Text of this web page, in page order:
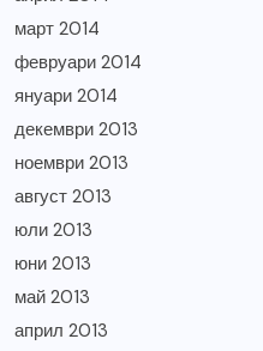
март 2014
февруари 2014
януари 2014
декември 2013
ноември 2013
август 2013
юли 2013
юни 2013
май 2013
април 2013